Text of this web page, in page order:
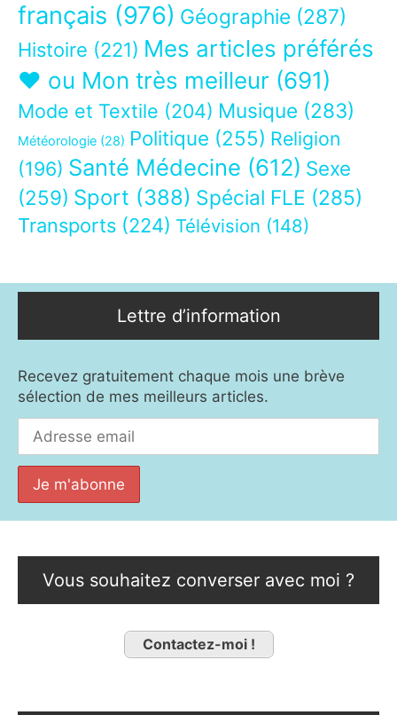
français (976) Géographie (287)
Histoire (221) Mes articles préférés
❤ ou Mon très meilleur (691)
Mode et Textile (204) Musique (283)
Météorologie (28) Politique (255) Religion
(196) Santé Médecine (612) Sexe
(259) Sport (388) Spécial FLE (285)
Transports (224) Télévision (148)
Lettre d’information
Recevez gratuitement chaque mois une brève
sélection de mes meilleurs articles.
Vous souhaitez converser avec moi ?
Contactez-moi !